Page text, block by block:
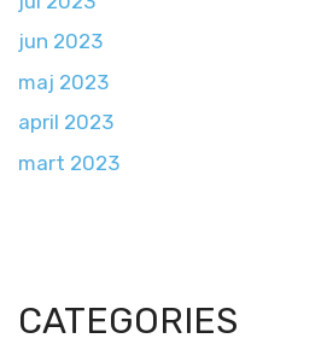
jun 2023
maj 2023
april 2023
mart 2023
CATEGORIES